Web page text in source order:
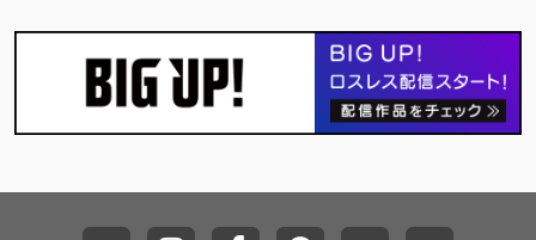
い、ボーカルとセルフ
コーラスのダイナミッ
クなアレンジ。 M2「G
reensleeves」は念願
g」はかおり本人がク
り"と呼ぶにふさわし
い、ボーカルとセルフ
コーラスのダイナミッ
クなアレンジ。 M2「G
reensleeves」は念願
g」はかおり本人がク